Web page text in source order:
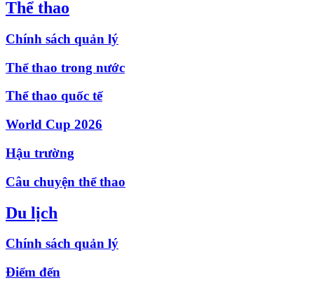
Thể thao
Chính sách quản lý
Thể thao trong nước
Thể thao quốc tế
World Cup 2026
Hậu trường
Câu chuyện thể thao
Du lịch
Chính sách quản lý
Điểm đến